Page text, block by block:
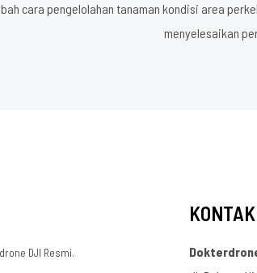
cara pengelolahan tanaman kondisi area
menyelesaikan
DJI Resmi.
KONTAK